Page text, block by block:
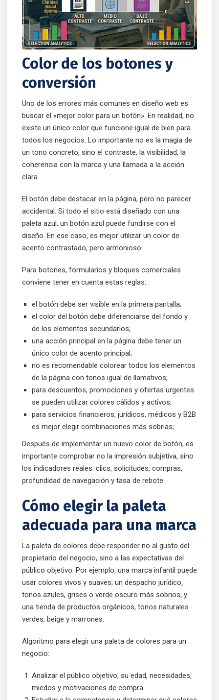
Color de los botones y
conversión
Uno de los errores más comunes en diseño web es
buscar el «mejor color para un botón». En realidad, no
existe un único color que funcione igual de bien para
todos los negocios. Lo importante no es la magia de
un tono concreto, sino el contraste, la visibilidad, la
coherencia con la marca y una llamada a la acción
clara.
El botón debe destacar en la página, pero no parecer
accidental. Si todo el sitio está diseñado con una
paleta azul, un botón azul puede fundirse con el
diseño. En ese caso, es mejor utilizar un color de
acento contrastado, pero armonioso.
Para botones, formularios y bloques comerciales
conviene tener en cuenta estas reglas:
el botón debe ser visible en la primera pantalla;
el color del botón debe diferenciarse del fondo y
de los elementos secundarios;
una acción principal en la página debe tener un
único color de acento principal;
no es recomendable colorear todos los elementos
de la página con tonos igual de llamativos;
para descuentos, promociones y ofertas urgentes
se pueden utilizar colores cálidos y activos;
para servicios financieros, jurídicos, médicos y B2B
es mejor elegir combinaciones más sobrias;
Después de implementar un nuevo color de botón, es
importante comprobar no la impresión subjetiva, sino
los indicadores reales: clics, solicitudes, compras,
profundidad de navegación y tasa de rebote.
Cómo elegir la paleta
adecuada para una marca
La paleta de colores debe responder no al gusto del
propietario del negocio, sino a las expectativas del
público objetivo. Por ejemplo, una marca infantil puede
usar colores vivos y suaves; un despacho jurídico,
tonos azules, grises o verde oscuro más sobrios; y
una tienda de productos orgánicos, tonos naturales
verdes, beige y marrones.
Algoritmo para elegir una paleta de colores para un
negocio:
Analizar el público objetivo, su edad, necesidades,
miedos y motivaciones de compra.